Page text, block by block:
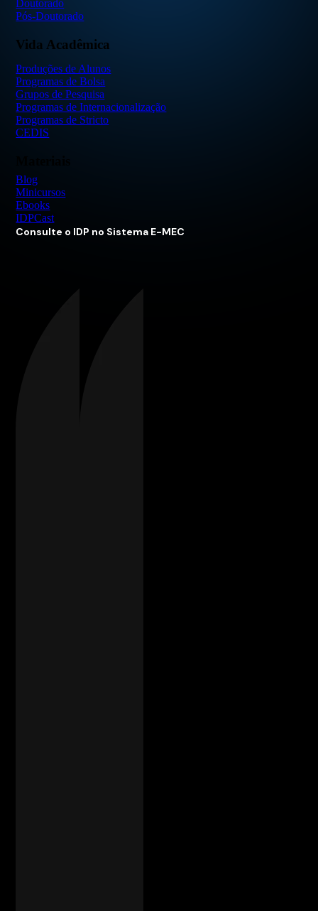
Doutorado
Pós-Doutorado
Vida Acadêmica
Produções de Alunos
Programas de Bolsa
Grupos de Pesquisa
Programas de Internacionalização
Programas de Stricto
CEDIS
Blog
Minicursos
Ebooks
IDPCast
Consulte o IDP no Sistema E-MEC